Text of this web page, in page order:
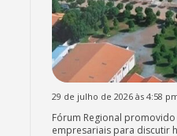
29 de julho de 2026 às 4:58
Fórum Regional
empresariais para discutir